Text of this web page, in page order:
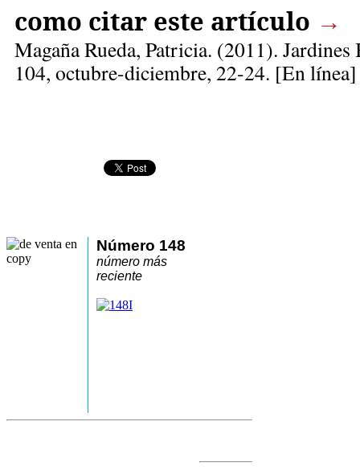
como citar este artículo →
Magaña Rueda, Patricia. (2011). Jardines
104, octubre-diciembre, 22-24. [En línea]
Número 148
número más
reciente